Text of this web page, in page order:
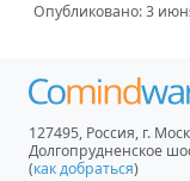
Опубликовано:3
127495, Россия, г.
Долгопрудненское
(как добраться)